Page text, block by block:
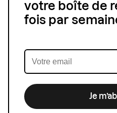
votre boîte de
fois par
Je